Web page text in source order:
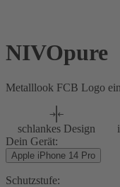
NIVOpure
Metalllook FCB Logo
schlankes Design
Dein Gerät:
Apple iPhone 14 Pro
Schutzstufe: